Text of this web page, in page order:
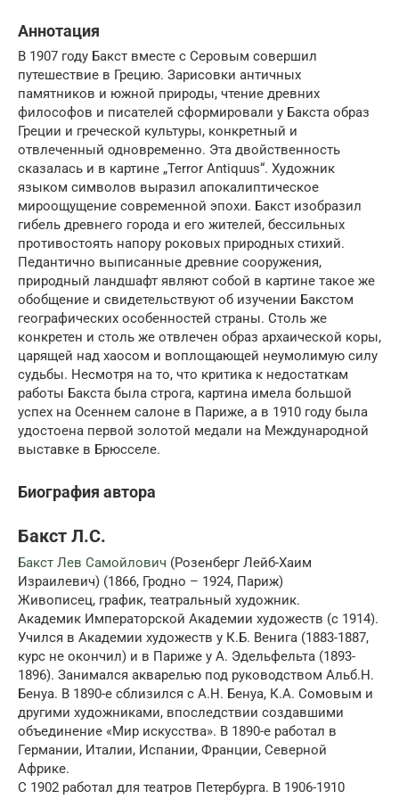
Аннотация
В 1907 году Бакст вместе с Серовым совершил
путешествие в Грецию. Зарисовки античных
памятников и южной природы, чтение древних
философов и писателей сформировали у Бакста образ
Греции и греческой культуры, конкретный и
отвлеченный одновременно. Эта двойственность
сказалась и в картине „Terror Antiquus“. Художник
языком символов выразил апокалиптическое
мироощущение современной эпохи. Бакст изобразил
гибель древнего города и его жителей, бессильных
противостоять напору роковых природных стихий.
Педантично выписанные древние сооружения,
природный ландшафт являют собой в картине такое же
обобщение и свидетельствуют об изучении Бакстом
географических особенностей страны. Столь же
конкретен и столь же отвлечен образ архаической коры,
царящей над хаосом и воплощающей неумолимую силу
судьбы. Несмотря на то, что критика к недостаткам
работы Бакста была строга, картина имела большой
успех на Осеннем салоне в Париже, а в 1910 году была
удостоена первой золотой медали на Международной
выставке в Брюсселе.
Биография автора
Бакст Л.С.
Бакст Лев Самойлович (Розенберг Лейб-Хаим
Израилевич) (1866, Гродно – 1924, Париж)
Живописец, график, театральный художник.
Академик Императорской Академии художеств (с 1914).
Учился в Академии художеств у К.Б. Венига (1883-1887,
курс не окончил) и в Париже у А. Эдельфельта (1893-
1896). Занимался акварелью под руководством Альб.Н.
Бенуа. В 1890-е сблизился с А.Н. Бенуа, К.А. Сомовым и
другими художниками, впоследствии создавшими
объединение «Мир искусства». В 1890-е работал в
Германии, Италии, Испании, Франции, Северной
Африке.
С 1902 работал для театров Петербурга. В 1906-1910